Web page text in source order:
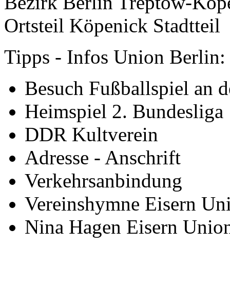
Ortsteil Köpenick Stadtteil
Tipps - Infos Union Berlin:
Besuch Fußballspiel an
Heimspiel 2. Bundesliga
DDR Kultverein
Adresse - Anschrift
Verkehrsanbindung
Vereinshymne Eisern
Nina Hagen Eisern